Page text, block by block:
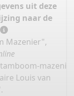
uit deze
naar de
Mazenier",
Louis van